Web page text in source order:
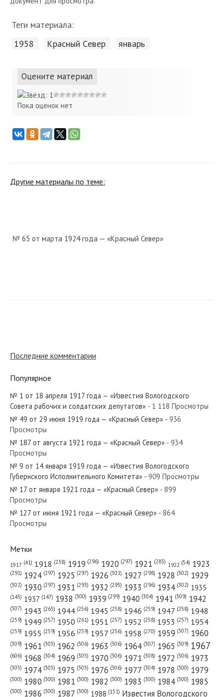
Теги материала:
1958 Красный Cевер январь
Оцените материал
Пока оценок нет
Другие материалы по теме:
№ 65 от марта 1924 года — «Красный Север»
№ 193 от октября 1951 года — «Красный Север»
№ 114 от мая 1941 года — «Красный Север»
№ 121 от июня 1955 года — «Красный Север»
№ 217 от ноября 1947 года — «Красный Север»
№ 106 от мая 1930 года — «Красный Север»
№ 162 от июля 1939 года — «Красный Север»
Последние комментарии
Популярное
№ 1 от 18 апреля 1917 года — «Известия Вологодского
Совета рабочих и солдатских депутатов» - 1 118 Просмотры
№ 49 от 29 июня 1919 года — «Красный Север» - 936
Просмотры
№ 187 от августа 1921 года — «Красный Север» - 934
Просмотры
№ 9 от 14 января 1919 года — «Известия Вологодского
Губернского Исполнительного Комитета» - 909 Просмотры
№ 17 от января 1921 года — «Красный Север» - 899
Просмотры
№ 127 от июня 1921 года — «Красный Север» - 864
Просмотры
Метки
1917 (41) 1918 (238) 1919 (296) 1920 (297) 1921 (285) 1922 (54) 1923
(291) 1924 (297) 1925 (297) 1926 (301) 1927 (298) 1928 (302) 1929
(302) 1930 (297) 1931 (293) 1932 (295) 1933 (296) 1934 (302) 1935
(145) 1937 (147) 1938 (300) 1939 (299) 1940 (304) 1941 (309) 1942
(307) 1943 (265) 1944 (256) 1945 (258) 1946 (259) 1947 (258) 1948
(259) 1949 (257) 1950 (261) 1951 (257) 1952 (258) 1953 (257) 1954
(259) 1955 (259) 1956 (259) 1957 (256) 1958 (270) 1959 (307) 1960
(309) 1961 (305) 1962 (306) 1963 (306) 1964 (307) 1965 (309) 1967
(606) 1968 (304) 1969 (305) 1970 (306) 1971 (308) 1972 (306) 1973
(305) 1974 (305) 1975 (305) 1976 (306) 1977 (304) 1978 (300) 1979
(300) 1980 (300) 1981 (300) 1982 (300) 1983 (300) 1984 (300) 1985
(300) 1986 (300) 1987 (300) 1988 (151) Известия Вологодского